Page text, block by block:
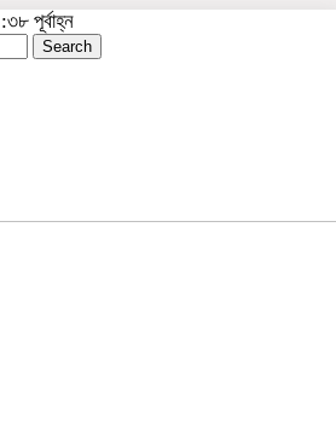
পূর্বাহ্ন
Search